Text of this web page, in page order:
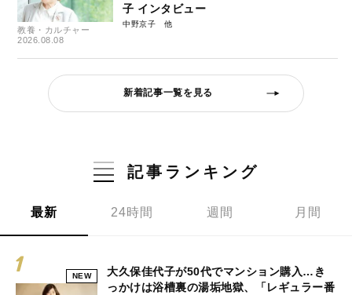
教養・カルチャー
2026.08.08
子 インタビュー
中野京子
新着記事一覧を見る
記事ランキング
最新 24時間 週間 月間
NEW
大久保佳代子が50代でマンション購入…き
っかけは浴槽裏の湯垢地獄、「レギュラー番